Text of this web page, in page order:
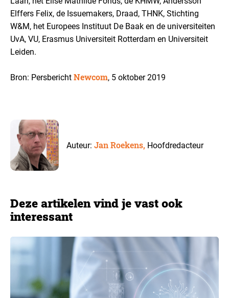
Elffers Felix, de Issuemakers, Draad, THNK, Stichting
W&M, het Europees Instituut De Baak en de universiteiten
UvA, VU, Erasmus Universiteit Rotterdam en Universiteit
Leiden.
Bron: Persbericht Newcom, 5 oktober 2019
Auteur:Jan Roekens, Hoofdredacteur
Deze artikelen vind je vast ook
interessant